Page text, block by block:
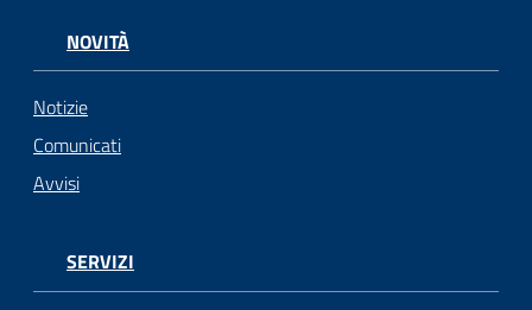
n
e
NOVITÀ
Notizie
Comunicati
Avvisi
SERVIZI